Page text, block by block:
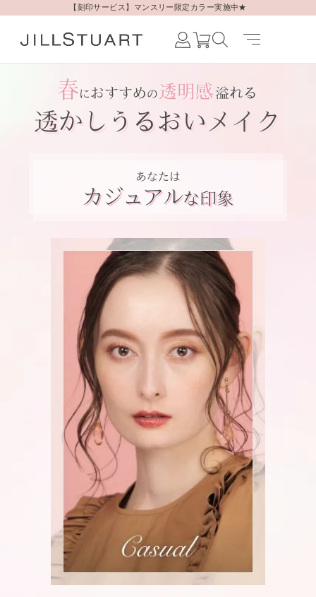
【刻印サービス】マンスリー限定カラー実施中★
JAPAN
English /
JAPAN
Korean /